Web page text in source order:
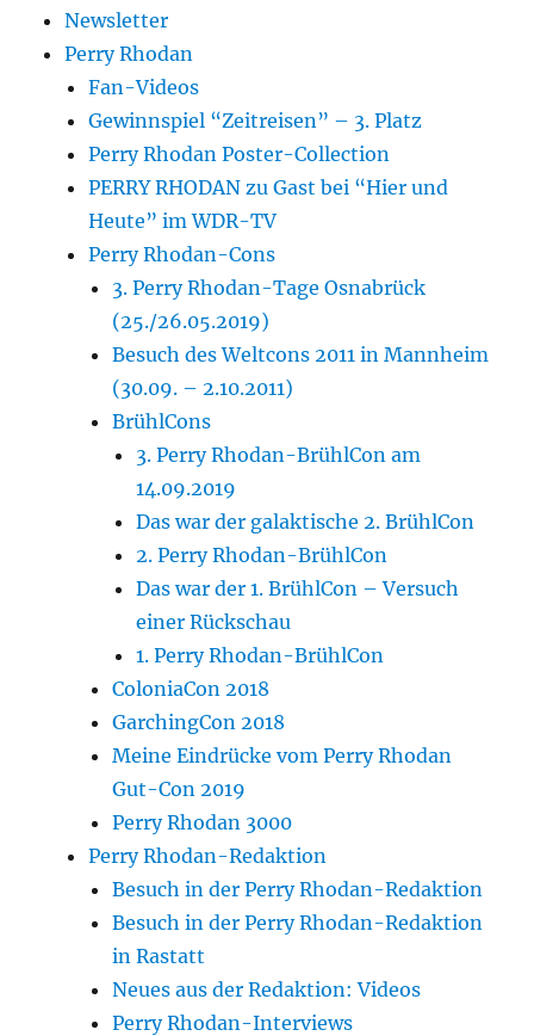
Newsletter
Perry Rhodan
Fan-Videos
Gewinnspiel “Zeitreisen” – 3. Platz
Perry Rhodan Poster-Collection
PERRY RHODAN zu Gast bei “Hier und
Heute” im WDR-TV
Perry Rhodan-Cons
3. Perry Rhodan-Tage Osnabrück
(25./26.05.2019)
Besuch des Weltcons 2011 in Mannheim
(30.09. – 2.10.2011)
BrühlCons
3. Perry Rhodan-BrühlCon am
14.09.2019
Das war der galaktische 2. BrühlCon
2. Perry Rhodan-BrühlCon
Das war der 1. BrühlCon – Versuch
einer Rückschau
1. Perry Rhodan-BrühlCon
ColoniaCon 2018
GarchingCon 2018
Meine Eindrücke vom Perry Rhodan
Gut-Con 2019
Perry Rhodan 3000
Perry Rhodan-Redaktion
Besuch in der Perry Rhodan-Redaktion
Besuch in der Perry Rhodan-Redaktion
in Rastatt
Neues aus der Redaktion: Videos
Perry Rhodan-Interviews